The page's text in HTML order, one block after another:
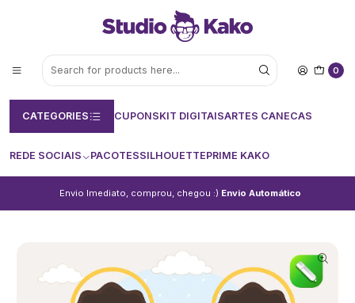
0
CATEGORIES CUPONSKIT DIGITAISARTES CANECAS
REDE SOCIAIS PACOTESSILHOUETTEPRIME KAKO
Envio Imediato, comprou, chegou :) Envio Automático